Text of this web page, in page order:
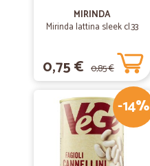
MIRINDA
Mirinda lattina sleek cl.33
0,75 € 0,85 €
-14%